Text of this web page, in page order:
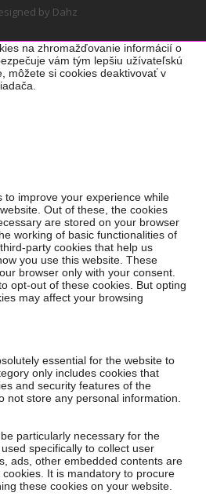
by Dahz
na zhromažďovanie informácií o
vám tým lepšiu užívateľskú
môžete si cookies deaktivovať v
to improve your experience while
Out of these, the cookies
are stored on your browser
working of basic functionalities of
party cookies that help us
you use this website. These
browser only with your consent.
opt-out of these cookies. But opting
may affect your browsing
essential for the website to
only includes cookies that
and security features of the
not store any personal information.
particularly necessary for the
specifically to collect user
ads, other embedded contents are
It is mandatory to procure
these cookies on your website.